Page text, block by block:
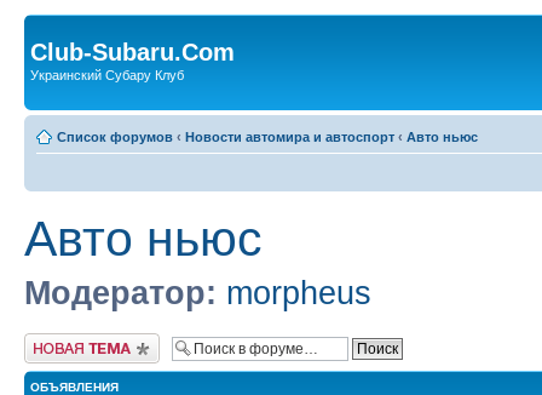
Club-Subaru.Com
Украинский Субару Клуб
Список форумов ‹ Новости автомира и автоспорт ‹ Авто ньюс
Авто ньюс
Модератор: morpheus
Новая тема
ОБЪЯВЛЕНИЯ